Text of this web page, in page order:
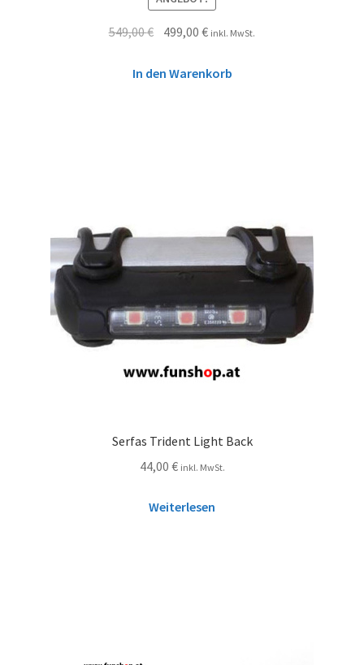
549,00€ 499,00€ inkl. MwSt.
In den Warenkorb
Serfas Trident Light Back
44,00 € inkl. MwSt.
Weiterlesen